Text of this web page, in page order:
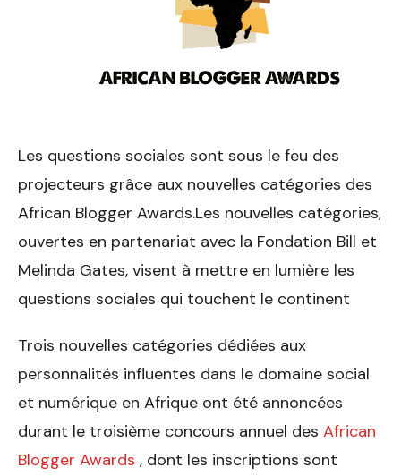
Les questions sociales sont sous le feu des
projecteurs grâce aux nouvelles catégories des
African Blogger Awards.Les nouvelles catégories,
ouvertes en partenariat avec la Fondation Bill et
Melinda Gates, visent à mettre en lumière les
questions sociales qui touchent le continent
Trois nouvelles catégories dédiées aux
personnalités influentes dans le domaine social
et numérique en Afrique ont été annoncées
durant le troisième concours annuel des African
Blogger Awards , dont les inscriptions sont